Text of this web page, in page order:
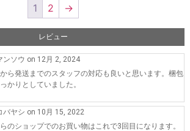
1 2 →
レビュー
ンソウ on 12月 2, 2024
ら発送までのスタッフの対応も良いと思います。梱包
かりとしていました。
バヤシ on 10月 15, 2022
のショップでのお買い物はこれで3回目になります。